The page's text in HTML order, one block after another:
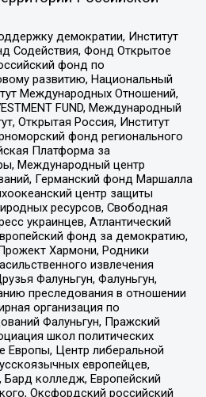
демократии, Институт
Содействия, Фонд Открытое
фонд по
развитию, Национальный
Международных Отношений,
FUND, Международный
Открытая Россия, Институт
фонд регионального
Платформа за
Международный центр
Германский фонд Маршалла
центр защиты
ресурсов, Свободная
украинцев, Атлантический
фонд за демократию,
Хармони, Родники
извлечения
Фалуньгун, Фалуньгун,
преследования в отношении
организация по
Фалуньгун, Пражский
школ политических
Европы, Центр либеральной
европейцев,
колледж, Европейский
Оксфордский российский